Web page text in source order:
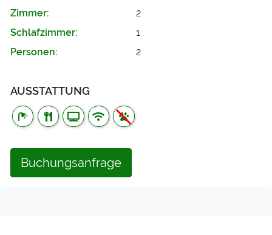
Zimmer:
2
Schlafzimmer:
1
Personen:
2
AUSSTATTUNG
Buchungsanfrage